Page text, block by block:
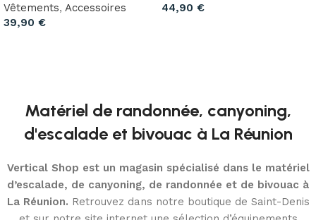
Vêtements, Accessoires
39,90 €
44,90 €
Matériel de randonnée, canyoning,
d'escalade et bivouac à La Réunion
Vertical Shop est un magasin spécialisé dans le matériel
d’escalade, de canyoning, de randonnée et de bivouac à
La Réunion. Retrouvez dans notre boutique de Saint-Denis